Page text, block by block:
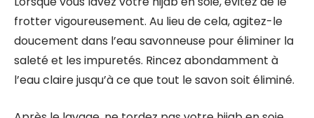
frotter vigoureusement. Au lieu de cela, agitez-le
doucement dans l’eau savonneuse pour éliminer la
saleté et les impuretés. Rincez abondamment à
l’eau claire jusqu’à ce que tout le savon soit éliminé.